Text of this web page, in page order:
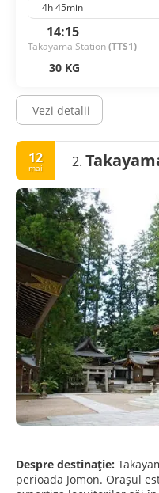
4h 45min
14:15
Takayama Station(TTS1)
30 KG
Vezi detalii
12
mai 2.
Despre destinație:
perioada Jōmon. Orașul